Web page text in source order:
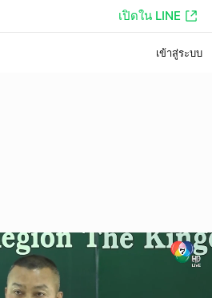
เปิดใน LINE
เข้าสู่ระบบ